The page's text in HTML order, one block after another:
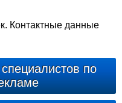
Контактные данные
по